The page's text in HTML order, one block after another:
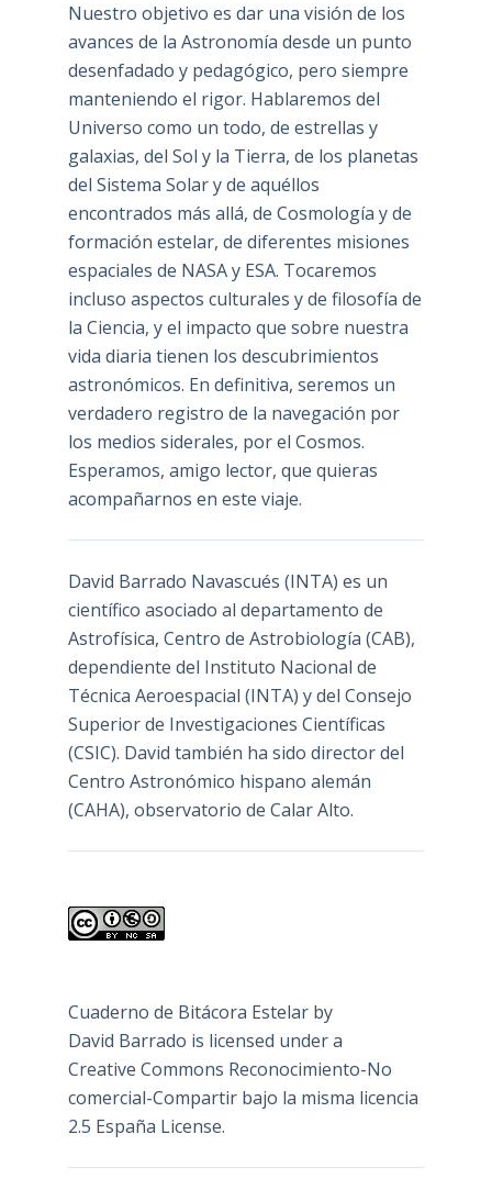
Nuestro objetivo es dar una visión de los
avances de la Astronomía desde un punto
desenfadado y pedagógico, pero siempre
manteniendo el rigor. Hablaremos del
Universo como un todo, de estrellas y
galaxias, del Sol y la Tierra, de los planetas
del Sistema Solar y de aquéllos
encontrados más allá, de Cosmología y de
formación estelar, de diferentes misiones
espaciales de NASA y ESA. Tocaremos
incluso aspectos culturales y de filosofía de
la Ciencia, y el impacto que sobre nuestra
vida diaria tienen los descubrimientos
astronómicos. En definitiva, seremos un
verdadero registro de la navegación por
los medios siderales, por el Cosmos.
Esperamos, amigo lector, que quieras
acompañarnos en este viaje.
David Barrado Navascués (INTA) es un
científico asociado al departamento de
Astrofísica, Centro de Astrobiología (CAB),
dependiente del Instituto Nacional de
Técnica Aeroespacial (INTA) y del Consejo
Superior de Investigaciones Científicas
(CSIC). David también ha sido director del
Centro Astronómico hispano alemán
(CAHA), observatorio de Calar Alto.
Cuaderno de Bitácora Estelarby
David Barrado is licensed under a
Creative Commons Reconocimiento-No
comercial-Compartir bajo la misma licencia
2.5 España License.